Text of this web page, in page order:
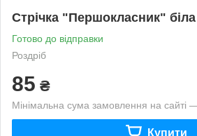
Стрічка "Першокласник"
Готово до відправки
Роздріб
85 ₴
Мінімальна сума замовлення на сайті
Купити